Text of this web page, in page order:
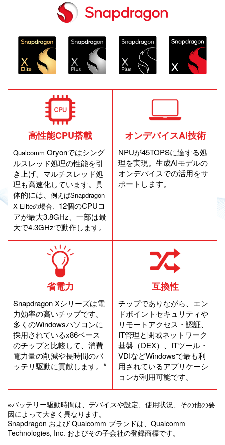
高性能CPU搭載
Qualcomm Oryonではシング
ルスレッド処理の性能を引
き上げ、マルチスレッド処
理も高速化しています。具
体的には、 例えばSnapdragon
X Eliteの場合、 12個のCPUコ
アが最大3.8GHz、一部は最
大で4.3GHzで動作します。
オンデバイスAI技術
NPUが45TOPSに達する処
理を実現。生成AIモデルの
オンデバイスでの活用をサ
ポートします。
省電力
Snapdragon Xシリーズは電
力効率の高いチップです。
多くのWindowsパソコンに
採用されているx86ベース
のチップと比較して、消費
電力量の削減や長時間のバ
ッテリ駆動に貢献します。
※
互換性
チップでありながら、エン
ドポイントセキュリティや
リモートアクセス・認証、
IT管理と閉域ネットワーク
基盤（DEX）、ITツール・
VDIなどWindowsで最も利
用されているアプリケーシ
ョンが利用可能です。
※バッテリー駆動時間は、デバイスや設定、使用状況、その他の要
因によって大きく異なります。
Snapdragon および Qualcomm ブランドは、Qualcomm
Technologies, Inc. およびその子会社の登録商標です。